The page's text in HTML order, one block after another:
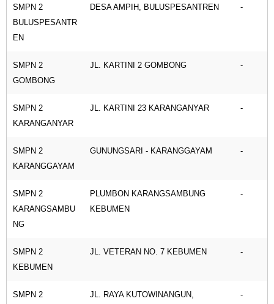
SMPN 2
BULUSPESANTR
EN
DESA AMPIH, BULUSPESANTREN -
SMPN 2
GOMBONG
JL. KARTINI 2 GOMBONG -
SMPN 2
KARANGANYAR
JL. KARTINI 23 KARANGANYAR -
SMPN 2
KARANGGAYAM
GUNUNGSARI - KARANGGAYAM -
SMPN 2
KARANGSAMBU
NG
PLUMBON KARANGSAMBUNG
KEBUMEN
-
SMPN 2
KEBUMEN
JL. VETERAN NO. 7 KEBUMEN -
SMPN 2
JL. RAYA KUTOWINANGUN,
-